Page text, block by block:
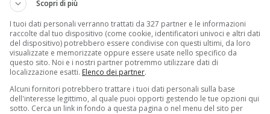
del tempo: sempre più persone sono solite farsene almeno
invece lo rafforzano.
una molla interna che spinge a farne subito un altro
rendere onore ad un altro disegno e poi a un altro
Beckham e ad Angelina Jolie, vere icone di stile e di
di tatuarsi: il nome dei propri figli, una frase che
Scopri di più
I tuoi dati personali verranno trattati da 327 partner e le informazioni
raccolte dal tuo dispositivo (come cookie, identificatori univoci e altri dati
del dispositivo) potrebbero essere condivise con questi ultimi, da loro
visualizzate e memorizzate oppure essere usate nello specifico da
questo sito. Noi e i nostri partner potremmo utilizzare dati di
localizzazione esatti. Elenco dei partner.
Alcuni fornitori potrebbero trattare i tuoi dati personali sulla base
dell'interesse legittimo, al quale puoi opporti gestendo le tue opzioni qui
sotto. Cerca un link in fondo a questa pagina o nel menu del sito per